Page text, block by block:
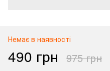
Немає в наявності
490 грн 975 грн